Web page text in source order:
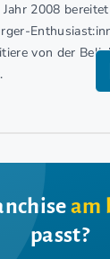
2008
von der
am
passt?